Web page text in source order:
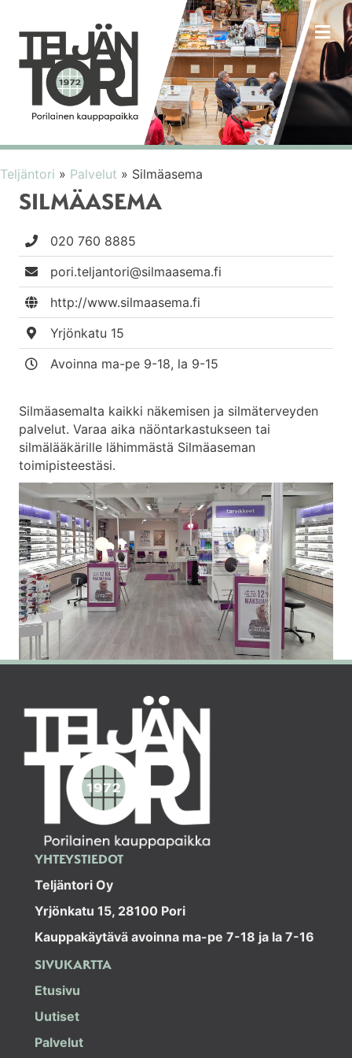
Teljäntori » Palvelut » Silmäasema
SILMÄASEMA
020 760 8885
pori.teljantori@silmaasema.fi
http://www.silmaasema.fi
Yrjönkatu 15
Avoinna ma-pe 9-18, la 9-15
Silmäasemalta kaikki näkemisen ja silmäterveyden
palvelut. Varaa aika näöntarkastukseen tai
silmälääkärille lähimmästä Silmäaseman
toimipisteestäsi.
YHTEYSTIEDOT
Teljäntori Oy
Yrjönkatu 15, 28100 Pori
Kauppakäytävä avoinna ma-pe 7-18 ja la 7-16
SIVUKARTTA
Etusivu
Uutiset
Palvelut